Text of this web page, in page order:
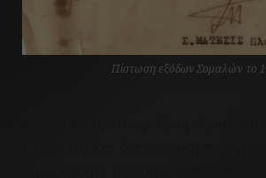
Πίστωση εξόδων Σομαλών το